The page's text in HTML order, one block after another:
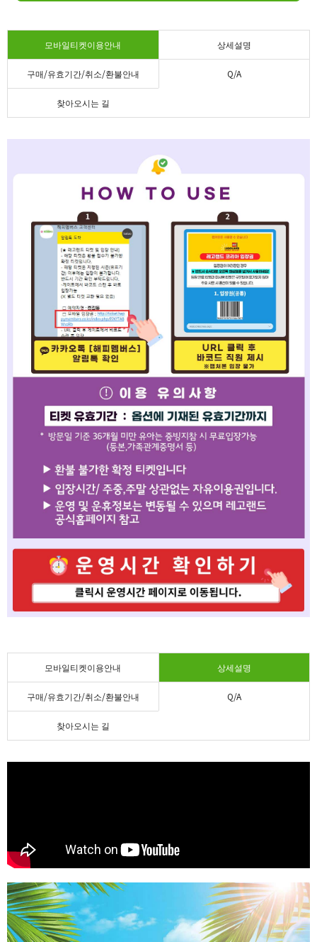
모바일티켓이용안내 상세설명
구매/유효기간/취소/환불안내 Q/A
찾아오시는 길
모바일티켓이용안내 상세설명
구매/유효기간/취소/환불안내 Q/A
찾아오시는 길